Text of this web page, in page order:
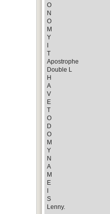
O
N
O
M
Y
I
T
Apostrophe
Double L
H
A
V
E
T
O
D
O
M
Y
N
A
M
E
I
S
Lenny.